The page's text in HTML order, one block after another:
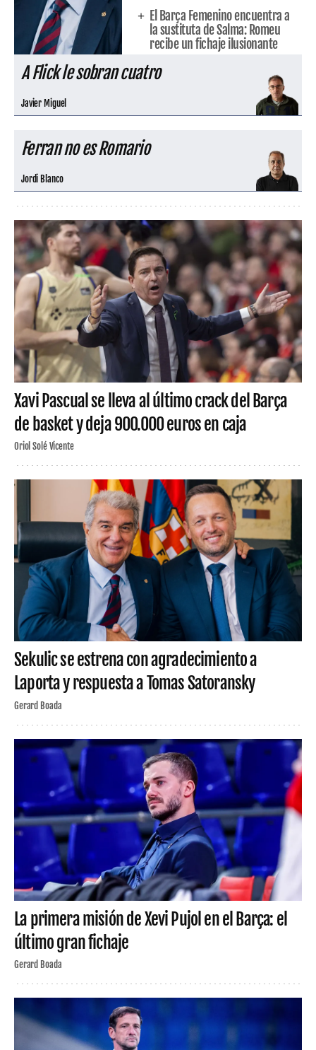
El Barça Femenino encuentra a
la sustituta de Salma: Romeu
recibe un fichaje ilusionante
A Flick le sobran cuatro
Javier Miguel
Ferran no es Romario
Jordi Blanco
Xavi Pascual se lleva al último crack del Barça
de basket y deja 900.000 euros en caja
Oriol Solé Vicente
Sekulic se estrena con agradecimiento a
Laporta y respuesta a Tomas Satoransky
Gerard Boada
La primera misión de Xevi Pujol en el Barça: el
último gran fichaje
Gerard Boada